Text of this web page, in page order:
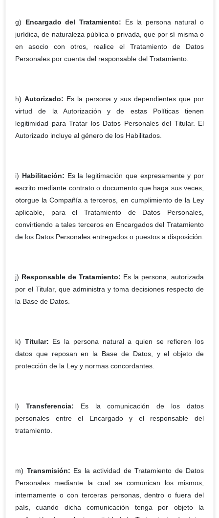
g) Encargado del Tratamiento: Es la persona natural o
jurídica, de naturaleza pública o privada, que por sí misma o
en asocio con otros, realice el Tratamiento de Datos
Personales por cuenta del responsable del Tratamiento.
h) Autorizado: Es la persona y sus dependientes que por
virtud de la Autorización y de estas Políticas tienen
legitimidad para Tratar los Datos Personales del Titular. El
Autorizado incluye al género de los Habilitados.
i) Habilitación: Es la legitimación que expresamente y por
escrito mediante contrato o documento que haga sus veces,
otorgue la Compañía a terceros, en cumplimiento de la Ley
aplicable, para el Tratamiento de Datos Personales,
convirtiendo a tales terceros en Encargados del Tratamiento
de los Datos Personales entregados o puestos a disposición.
j) Responsable de Tratamiento: Es la persona, autorizada
por el Titular, que administra y toma decisiones respecto de
la Base de Datos.
k) Titular: Es la persona natural a quien se refieren los
datos que reposan en la Base de Datos, y el objeto de
protección de la Ley y normas concordantes.
l) Transferencia: Es la comunicación de los datos
personales entre el Encargado y el responsable del
tratamiento.
m) Transmisión: Es la actividad de Tratamiento de Datos
Personales mediante la cual se comunican los mismos,
internamente o con terceras personas, dentro o fuera del
país, cuando dicha comunicación tenga por objeto la